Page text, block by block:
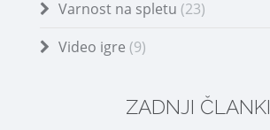
Varnost na spletu (23)
Video igre (9)
ZADNJI ČLANKI